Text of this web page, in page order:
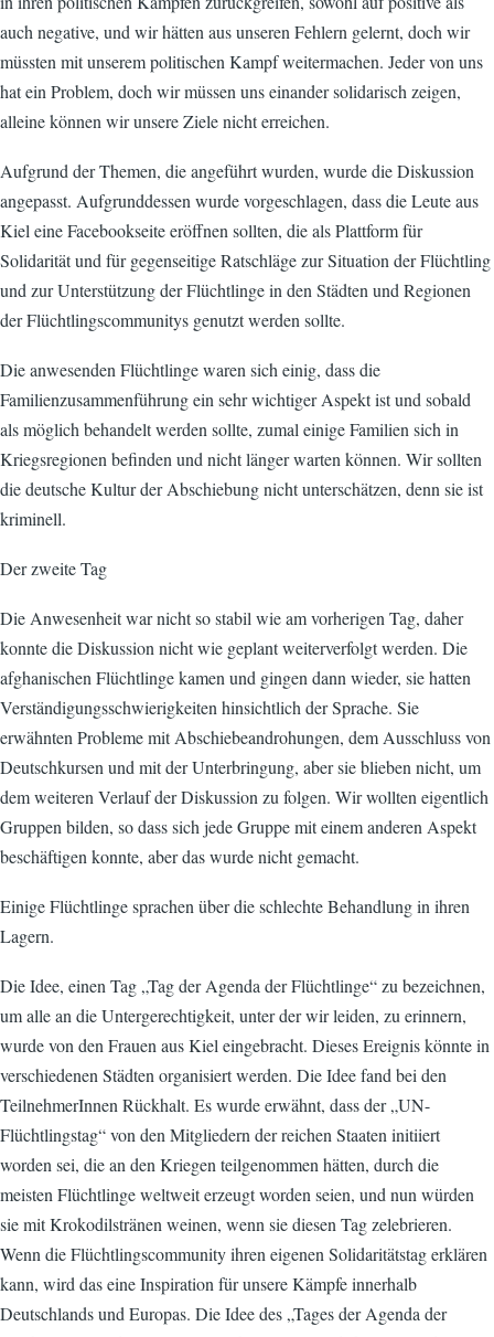
auch negative, und wir hätten aus unseren Fehlern gelernt, doch wir
müssten mit unserem politischen Kampf weitermachen. Jeder von uns
hat ein Problem, doch wir müssen uns einander solidarisch zeigen,
alleine können wir unsere Ziele nicht erreichen.
Aufgrund der Themen, die angeführt wurden, wurde die Diskussion
angepasst. Aufgrunddessen wurde vorgeschlagen, dass die Leute aus
Kiel eine Facebookseite eröffnen sollten, die als Plattform für
Solidarität und für gegenseitige Ratschläge zur Situation der Flüchtling
und zur Unterstützung der Flüchtlinge in den Städten und Regionen
der Flüchtlingscommunitys genutzt werden sollte.
Die anwesenden Flüchtlinge waren sich einig, dass die
Familienzusammenführung ein sehr wichtiger Aspekt ist und sobald
als möglich behandelt werden sollte, zumal einige Familien sich in
Kriegsregionen befinden und nicht länger warten können. Wir sollten
die deutsche Kultur der Abschiebung nicht unterschätzen, denn sie ist
kriminell.
Der zweite Tag
Die Anwesenheit war nicht so stabil wie am vorherigen Tag, daher
konnte die Diskussion nicht wie geplant weiterverfolgt werden. Die
afghanischen Flüchtlinge kamen und gingen dann wieder, sie hatten
Verständigungsschwierigkeiten hinsichtlich der Sprache. Sie
erwähnten Probleme mit Abschiebeandrohungen, dem Ausschluss von
Deutschkursen und mit der Unterbringung, aber sie blieben nicht, um
dem weiteren Verlauf der Diskussion zu folgen. Wir wollten eigentlich
Gruppen bilden, so dass sich jede Gruppe mit einem anderen Aspekt
beschäftigen konnte, aber das wurde nicht gemacht.
Einige Flüchtlinge sprachen über die schlechte Behandlung in ihren
Lagern.
Die Idee, einen Tag „Tag der Agenda der Flüchtlinge“ zu bezeichnen,
um alle an die Untergerechtigkeit, unter der wir leiden, zu erinnern,
wurde von den Frauen aus Kiel eingebracht. Dieses Ereignis könnte in
verschiedenen Städten organisiert werden. Die Idee fand bei den
TeilnehmerInnen Rückhalt. Es wurde erwähnt, dass der „UN-
Flüchtlingstag“ von den Mitgliedern der reichen Staaten initiiert
worden sei, die an den Kriegen teilgenommen hätten, durch die
meisten Flüchtlinge weltweit erzeugt worden seien, und nun würden
sie mit Krokodilstränen weinen, wenn sie diesen Tag zelebrieren.
Wenn die Flüchtlingscommunity ihren eigenen Solidaritätstag erklären
kann, wird das eine Inspiration für unsere Kämpfe innerhalb
Deutschlands und Europas. Die Idee des „Tages der Agenda der